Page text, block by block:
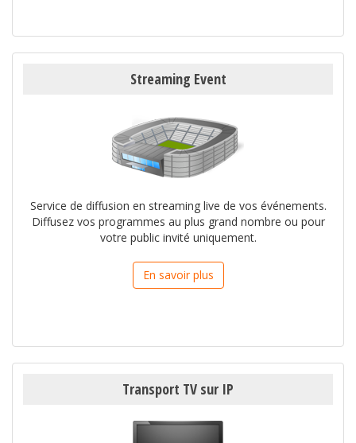
Streaming Event
Service de diffusion en streaming live de vos événements.
Diffusez vos programmes au plus grand nombre ou pour
votre public invité uniquement.
En savoir plus
Transport TV sur IP